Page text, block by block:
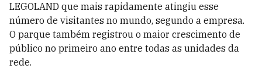
LEGOLAND que mais rapidamente atingiu esse
número de visitantes no mundo, segundo a empresa.
O parque também registrou o maior crescimento de
público no primeiro ano entre todas as unidades da
rede.